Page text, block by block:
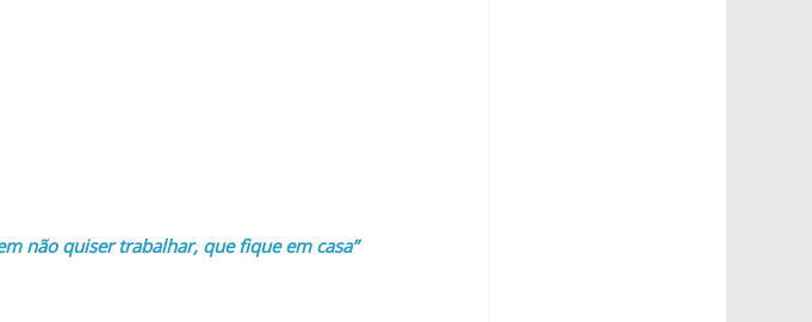
não quiser trabalhar, que fique em casa”